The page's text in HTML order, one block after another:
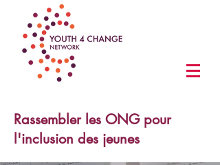
Rassembler les ONG pour
l'inclusion des jeunes